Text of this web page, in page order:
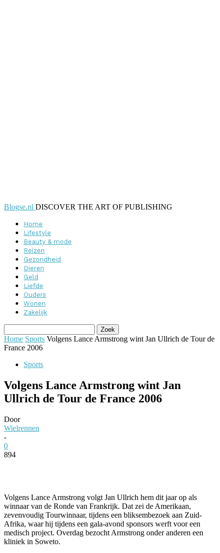
Blogse.nl DISCOVER THE ART OF PUBLISHING
Home
Lifestyle
Beauty & mode
Reizen
Gezondheid
Dieren
Geld
Liefde
Ouders
Wonen
Zakelijk
Home Sports Volgens Lance Armstrong wint Jan Ullrich de Tour de
France 2006
Sports
Volgens Lance Armstrong wint Jan
Ullrich de Tour de France 2006
Door
Wielrennen
-
0
894
Volgens Lance Armstrong volgt Jan Ullrich hem dit jaar op als
winnaar van de Ronde van Frankrijk. Dat zei de Amerikaan,
zevenvoudig Tourwinnaar, tijdens een bliksembezoek aan Zuid-
Afrika, waar hij tijdens een gala-avond sponsors werft voor een
medisch project. Overdag bezocht Armstrong onder anderen een
kliniek in Soweto.